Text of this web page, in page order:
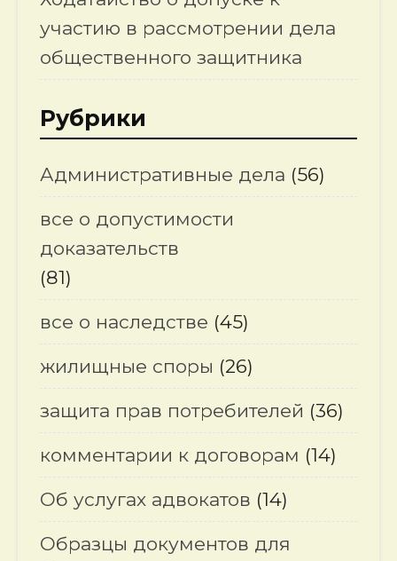
участию в рассмотрении дела
общественного защитника
Рубрики
Административные дела (56)
все о допустимости
доказательств
(81)
все о наследстве (45)
жилищные споры (26)
защита прав потребителей (36)
комментарии к договорам (14)
Об услугах адвокатов (14)
Образцы документов для